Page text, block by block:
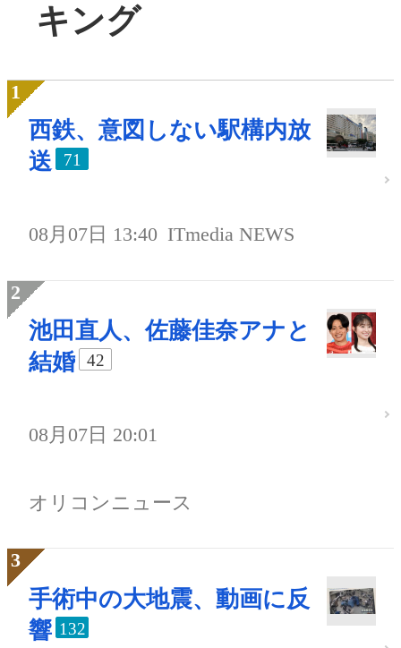
キング
西鉄、意図しない駅構内放
送
71
08月07日 13:40 ITmedia NEWS
池田直人、佐藤佳奈アナと
結婚
42
08月07日 20:01
オリコンニュース
手術中の大地震、動画に反
響 132